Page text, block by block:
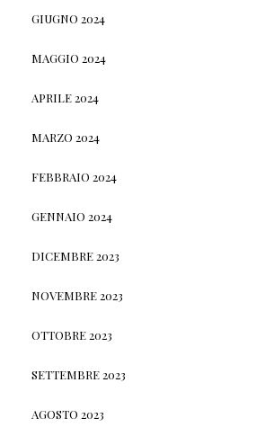
GIUGNO 2024
MAGGIO 2024
APRILE 2024
MARZO 2024
FEBBRAIO 2024
GENNAIO 2024
DICEMBRE 2023
NOVEMBRE 2023
OTTOBRE 2023
SETTEMBRE 2023
AGOSTO 2023